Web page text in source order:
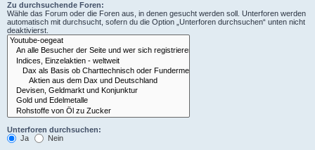
Zu durchsuchende Foren:
Wähle das Forum oder die Foren aus, in denen gesucht werden soll. Unterforen werden
automatisch mit durchsucht, sofern du die Option „Unterforen durchsuchen“ unten nicht
deaktivierst.
Unterforen durchsuchen:
Ja
Nein